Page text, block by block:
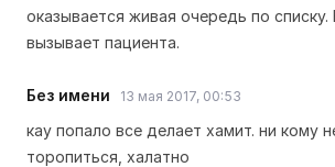
оказывается живая очередь по списку.
вызывает пациента.
Без имени 13 мая 2017, 00:53
кау попало все делает хамит. ни кому
торопиться, халатно